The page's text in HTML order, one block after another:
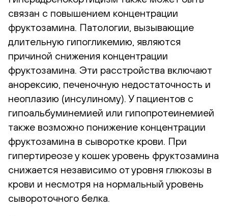
связан с повышением концентрации
фруктозамина. Патологии, вызывающие
длительную гипогликемию, являются
причиной снижения концентрации
фруктозамина. Эти расстройства включают
анорексию, печеночную недостаточность и
неоплазию (инсулиному). У пациентов с
гипоальбуминемией или гипопротеинемией
также возможно понижение концентрации
фруктозамина в сыворотке крови. При
гипертиреозе у кошек уровень фруктозамина
снижается независимо от уровня глюкозы в
крови и несмотря на нормальный уровень
сывороточного белка.